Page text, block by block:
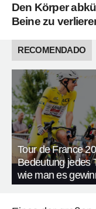
Den Körper
Beine zu
RECOMENDADO
Tour de France
Bedeutung jedes
wie man es